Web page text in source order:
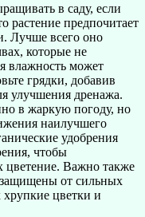
в саду, если
растение предпочитает
Лучше всего оно
которые не
влажность может
грядки, добавив
улучшения дренажа.
в жаркую погоду, но
наилучшего
удобрения
чтобы
цветение. Важно также
защищены от сильных
хрупкие цветки и